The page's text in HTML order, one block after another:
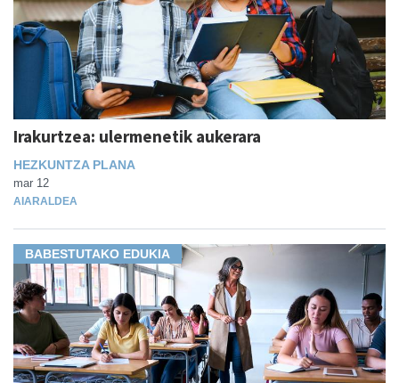
Irakurtzea: ulermenetik aukerara
HEZKUNTZA PLANA
mar 12
AIARALDEA
BABESTUTAKO EDUKIA